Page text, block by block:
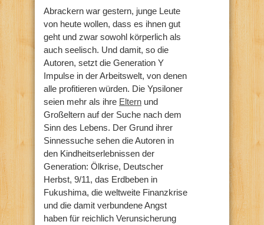
Abrackern war gestern, junge Leute
von heute wollen, dass es ihnen gut
geht und zwar sowohl körperlich als
auch seelisch. Und damit, so die
Autoren, setzt die Generation Y
Impulse in der Arbeitswelt, von denen
alle profitieren würden. Die Ypsiloner
seien mehr als ihre Eltern und
Großeltern auf der Suche nach dem
Sinn des Lebens. Der Grund ihrer
Sinnessuche sehen die Autoren in
den Kindheitserlebnissen der
Generation: Ölkrise, Deutscher
Herbst, 9/11, das Erdbeben in
Fukushima, die weltweite Finanzkrise
und die damit verbundene Angst
haben für reichlich Verunsicherung